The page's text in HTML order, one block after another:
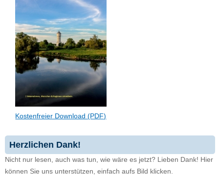
Kostenfreier Download (PDF)
Herzlichen Dank!
Nicht nur lesen, auch was tun, wie wäre es jetzt? Lieben Dank! Hier
können Sie uns unterstützen, einfach aufs Bild klicken.